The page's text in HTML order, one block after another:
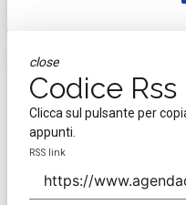
close
Codice Rss
Clicca sul pulsante per
appunti.
RSS link